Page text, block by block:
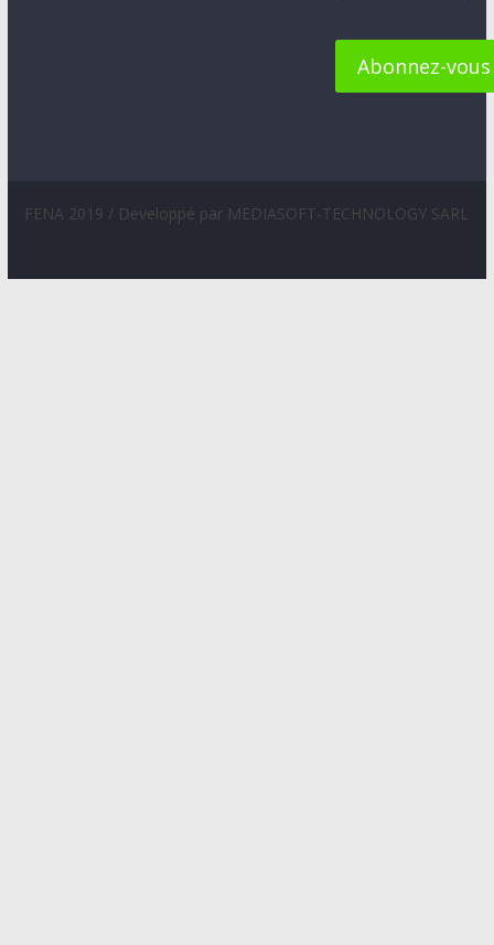
FENA 2019 / Developpé par MEDIASOFT-TECHNOLOGY SARL